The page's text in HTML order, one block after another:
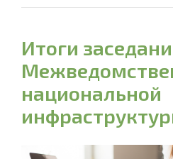
Итоги
национальной